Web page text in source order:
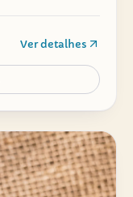
Ver detalhes